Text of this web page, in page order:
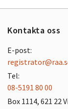
Kontakta oss
E-post:
Tel:
08-5191 80 00
Box 1114, 621 22